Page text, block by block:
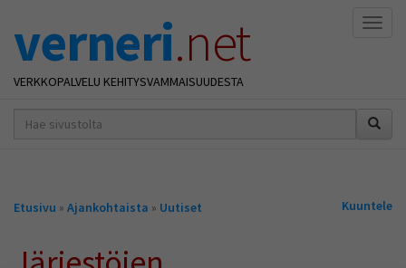
verneri.net
VERKKOPALVELU KEHITYSVAMMAISUUDESTA
hakusana(t)
Olet
Etusivu » Ajankohtaista » Uutiset Kuuntele